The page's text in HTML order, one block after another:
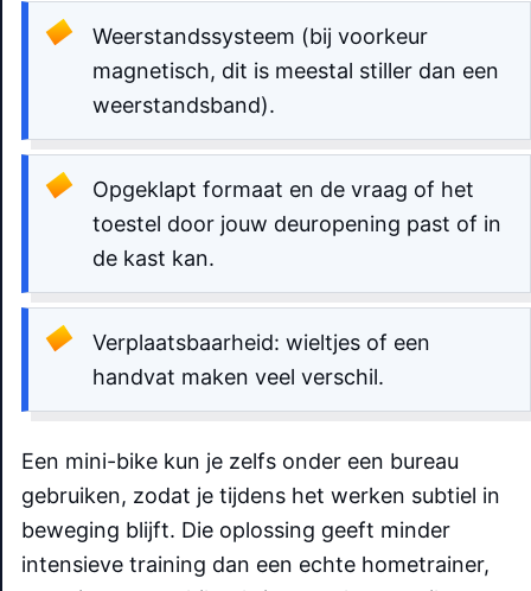
Weerstandssysteem (bij voorkeur
magnetisch, dit is meestal stiller dan een
weerstandsband).
Opgeklapt formaat en de vraag of het
toestel door jouw deuropening past of in
de kast kan.
Verplaatsbaarheid: wieltjes of een
handvat maken veel verschil.
Een mini-bike kun je zelfs onder een bureau
gebruiken, zodat je tijdens het werken subtiel in
beweging blijft. Die oplossing geeft minder
intensieve training dan een echte hometrainer,